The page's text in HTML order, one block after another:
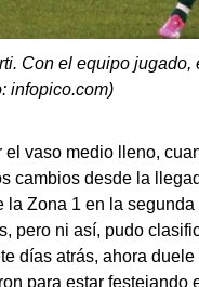
Con el equipo jugado,
infopico.com)
vaso medio lleno,
cambios desde la
la Zona 1 en la
pero ni así, pudo
días atrás, ahora
para estar festejando